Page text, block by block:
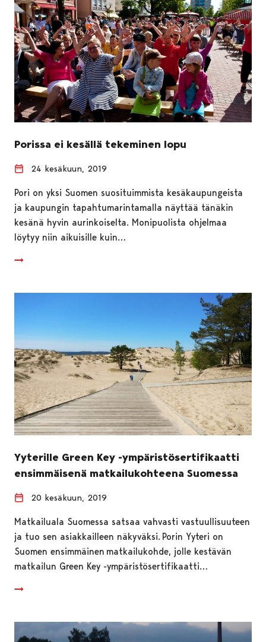
Porissa ei kesällä tekeminen lopu
24 kesäkuun, 2019
Pori on yksi Suomen suosituimmista kesäkaupungeista
ja kaupungin tapahtumarintamalla näyttää tänäkin
kesänä hyvin aurinkoiselta. Monipuolista ohjelmaa
löytyy niin aikuisille kuin…
Yyterille Green Key -ympäristösertifikaatti
ensimmäisenä matkailukohteena Suomessa
20 kesäkuun, 2019
Matkailuala Suomessa satsaa vahvasti vastuullisuuteen
ja tuo sen asiakkailleen näkyväksi. Porin Yyteri on
Suomen ensimmäinen matkailukohde, jolle kestävän
matkailun Green Key -ympäristösertifikaatti…